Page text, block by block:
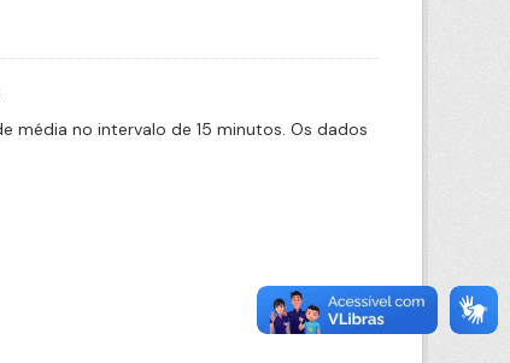
média no intervalo de 15 minutos. Os dados